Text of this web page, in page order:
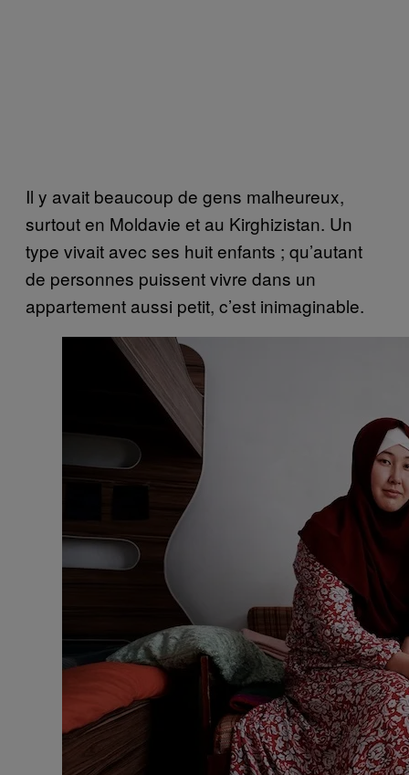
Il y avait beaucoup de gens malheureux,
surtout en Moldavie et au Kirghizistan. Un
type vivait avec ses huit enfants ; qu’autant
de personnes puissent vivre dans un
appartement aussi petit, c’est inimaginable.